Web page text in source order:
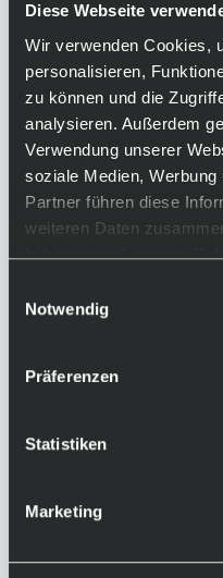
Diese Webseite
Wir verwenden Cookies,
personalisieren,
zu können und die
analysieren. Außerdem
Verwendung unserer
soziale Medien,
Partner führen diese
weiteren Daten
haben oder die sie im
Notwendig
Präferenzen
Statistiken
Marketing